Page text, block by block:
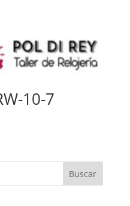
10-7
Buscar